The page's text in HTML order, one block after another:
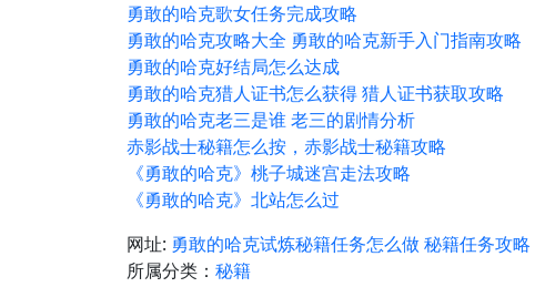
勇敢的哈克歌女任务完成攻略
勇敢的哈克攻略大全 勇敢的哈克新手入门指南攻略
勇敢的哈克好结局怎么达成
勇敢的哈克猎人证书怎么获得 猎人证书获取攻略
勇敢的哈克老三是谁 老三的剧情分析
赤影战士秘籍怎么按，赤影战士秘籍攻略
《勇敢的哈克》桃子城迷宫走法攻略
《勇敢的哈克》北站怎么过
网址: 勇敢的哈克试炼秘籍任务怎么做 秘籍任务攻略
所属分类： 秘籍